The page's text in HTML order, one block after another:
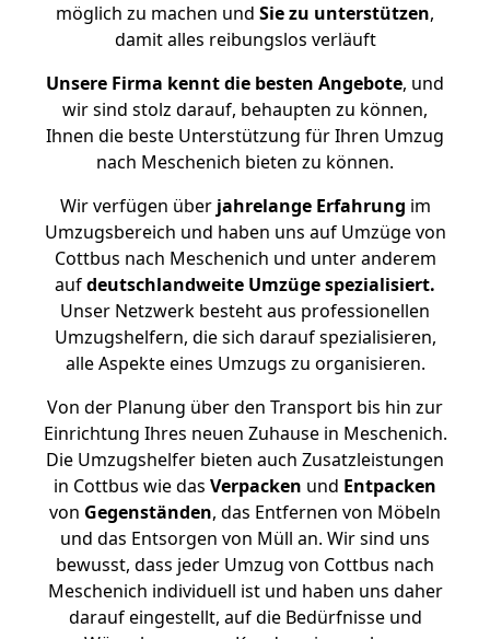
möglich zu machen und Sie zu unterstützen,
damit alles reibungslos verläuft
Unsere Firma kennt die besten Angebote, und
wir sind stolz darauf, behaupten zu können,
Ihnen die beste Unterstützung für Ihren Umzug
nach Meschenich bieten zu können.
Wir verfügen überjahrelange Erfahrung im
Umzugsbereich und haben uns auf Umzüge von
Cottbus nach Meschenich und unter anderem
aufdeutschlandweite Umzüge spezialisiert.
Unser Netzwerk besteht aus professionellen
Umzugshelfern, die sich darauf spezialisieren,
alle Aspekte eines Umzugs zu organisieren.
Von der Planung über den Transport bis hin zur
Einrichtung Ihres neuen Zuhause in Meschenich.
Die Umzugshelfer bieten auch Zusatzleistungen
in Cottbus wie das Verpacken und Entpacken
von Gegenständen, das Entfernen von Möbeln
und das Entsorgen von Müll an. Wir sind uns
bewusst, dass jeder Umzug von Cottbus nach
Meschenich individuell ist und haben uns daher
darauf eingestellt, auf die Bedürfnisse und